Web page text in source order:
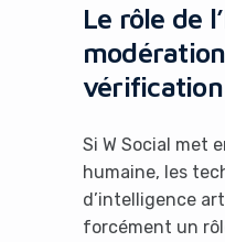
Le rôle de
vérification
Si W Social met
humaine, les
d’intelligence
forcément un